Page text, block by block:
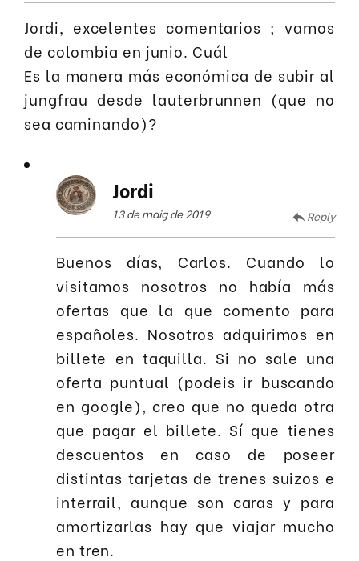
Jordi, excelentes comentarios ; vamos
de colombia en junio. Cuál
Es la manera más económica de subir al
jungfrau desde lauterbrunnen (que no
sea caminando)?
Jordi
13 de maig de 2019 Reply
Buenos días, Carlos. Cuando lo
visitamos nosotros no había más
ofertas que la que comento para
españoles. Nosotros adquirimos en
billete en taquilla. Si no sale una
oferta puntual (podeis ir buscando
en google), creo que no queda otra
que pagar el billete. Sí que tienes
descuentos en caso de poseer
distintas tarjetas de trenes suizos e
interrail, aunque son caras y para
amortizarlas hay que viajar mucho
en tren.